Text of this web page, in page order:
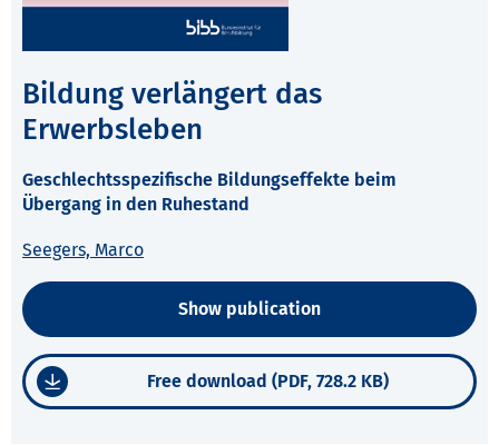
Bildung verlängert das
Erwerbsleben
Geschlechtsspezifische Bildungseffekte beim
Übergang in den Ruhestand
Seegers, Marco
Show publication
Free download (PDF, 728.2 KB)